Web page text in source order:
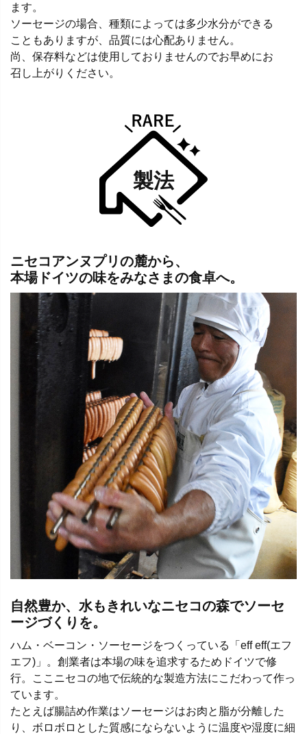
ます。
ソーセージの場合、種類によっては多少水分ができる
こともありますが、品質には心配ありません。
尚、保存料などは使用しておりませんのでお早めにお
召し上がりください。
製法
ニセコアンヌプリの麓から、
本場ドイツの味をみなさまの食卓へ。
自然豊か、水もきれいなニセコの森でソーセ
ージづくりを。
ハム・ベーコン・ソーセージをつくっている「eff eff(エフ
エフ)」。創業者は本場の味を追求するためドイツで修
行。ここニセコの地で伝統的な製造方法にこだわって作っ
ています。
たとえば腸詰め作業はソーセージはお肉と脂が分離した
り、ボロボロとした質感にならないように温度や湿度に細